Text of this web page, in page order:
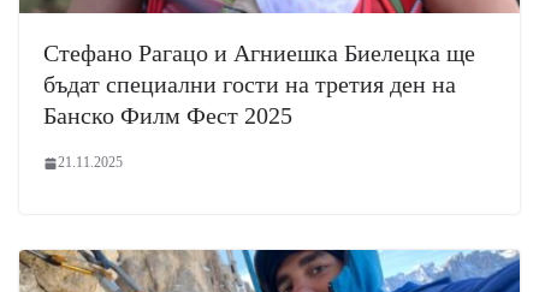
Стефано Рагацо и Агниешка Биелецка ще
бъдат специални гости на третия ден на
Банско Филм Фест 2025
21.11.2025